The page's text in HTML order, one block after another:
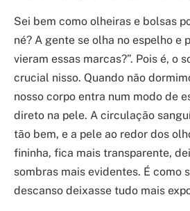
Sei bem como olheiras e bolsas
né? A gente se olha no espelho e
vieram essas marcas?”. Pois é, o
crucial nisso. Quando não
nosso corpo entra num modo de
direto na pele. A circulação
tão bem, e a pele ao redor dos
fininha, fica mais transparente,
sombras mais evidentes. É como
descanso deixasse tudo mais